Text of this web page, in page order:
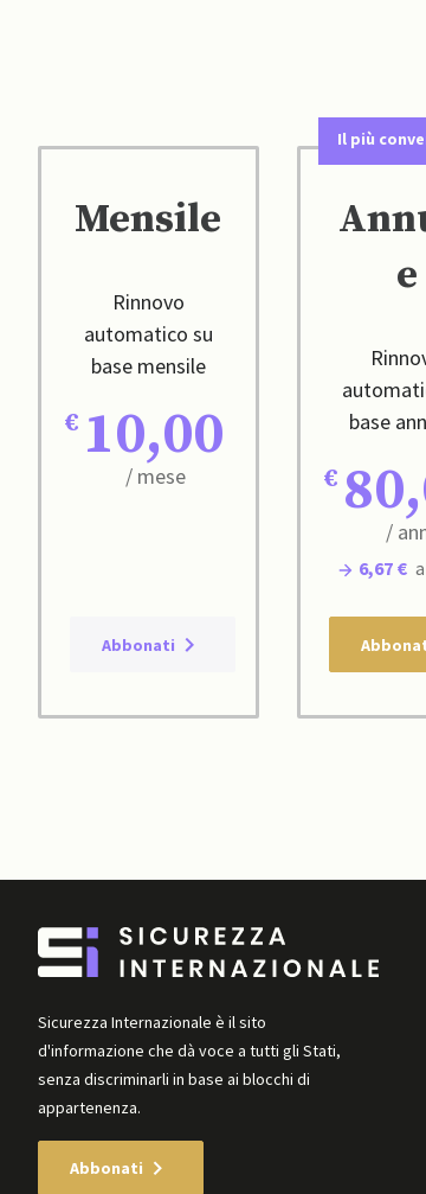
Mensile
Rinnovo
automatico su
base mensile
10,00
/ mese
Abbonati
Il più
e
base
/
6,67 €
Sicurezza Internazionale è il sito
d'informazione che dà voce a tutti gli Stati,
senza discriminarli in base ai blocchi di
appartenenza.
Abbonati